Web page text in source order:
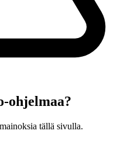
ohjelmaa?
tällä sivulla.